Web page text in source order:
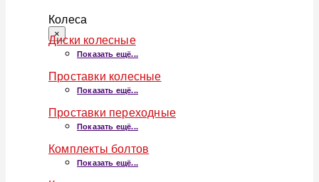
Колеса
×
Диски колесные
Показать ещё...
Проставки колесные
Показать ещё...
Проставки переходные
Показать ещё...
Комплекты болтов
Показать ещё...